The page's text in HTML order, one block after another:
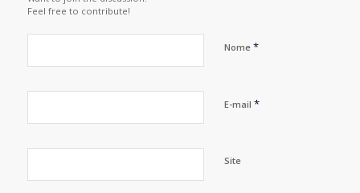
Feel free to contribute!
Nome *
E-mail *
Site